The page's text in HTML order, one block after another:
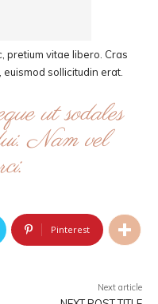
pretium vitae libero. Cras
sollicitudin erat.
ut sodales
Nam vel
Pinterest
Next article